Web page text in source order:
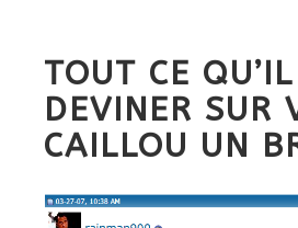
TOUT CE
DEVINER SUR
CAILLOU UN